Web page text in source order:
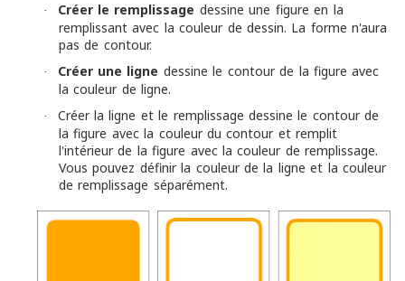
· Créer le remplissage dessine une figure en la
remplissant avec la couleur de dessin. La forme n'aura
pas de contour.
· Créer une ligne dessine le contour de la figure avec
la couleur de ligne.
·
Créer la ligne et le remplissage dessine le contour de
la figure avec la couleur du contour et remplit
l'intérieur de la figure avec la couleur de remplissage.
Vous pouvez définir la couleur de la ligne et la couleur
de remplissage séparément.